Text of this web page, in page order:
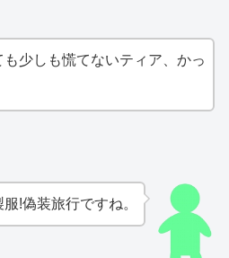
少しも慌てないティア、かっ
服!偽装旅行ですね。